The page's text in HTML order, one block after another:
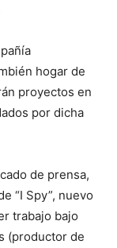
hogar de
proyectos en
por dicha
de prensa,
“I Spy”, nuevo
trabajo bajo
(productor de